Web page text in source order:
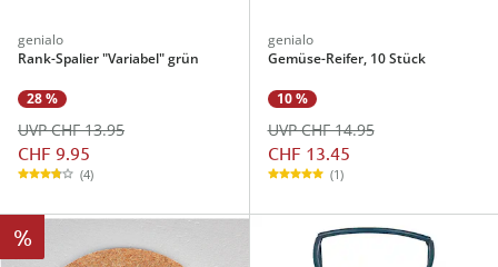
genialo
Rank-Spalier "Variabel" grün
28 %
CHF 9.95
UVP CHF 13.95
(4)
genialo
Gemüse-Reifer, 10 Stück
10 %
CHF 13.45
UVP CHF 14.95
(1)
%